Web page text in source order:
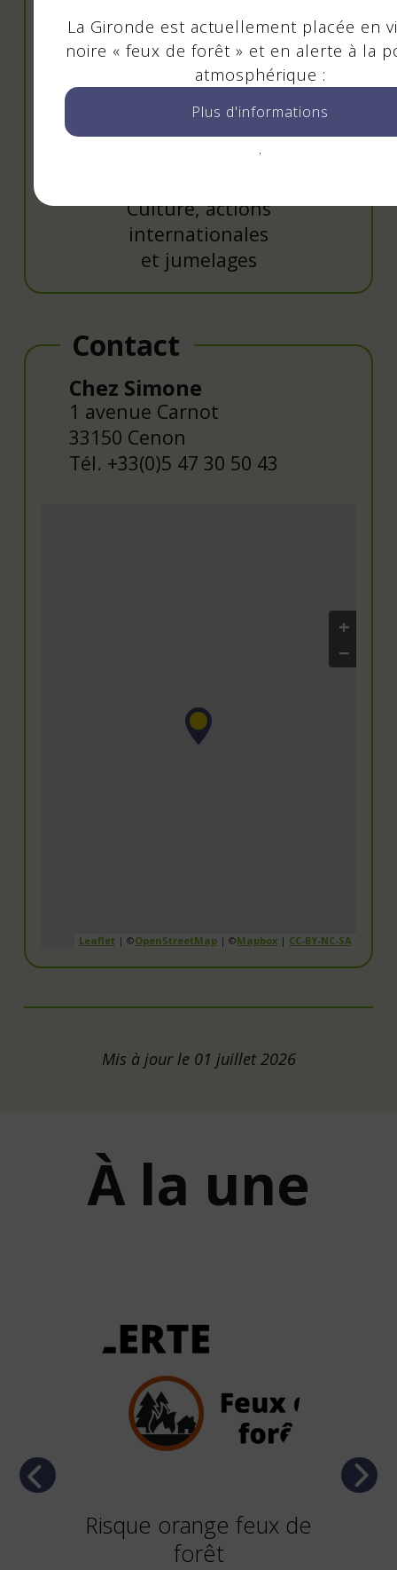
Christine GLÉMAIN
Culture, actions
internationales
et jumelages
Contact
Chez Simone
1 avenue Carnot
33150 Cenon
Tél. +33(0)5 47 30 50 43
+
−
Leaflet | ©OpenStreetMap | ©Mapbox | CC-BY-NC-SA
Mis à jour le 01 juillet 2026
À la une
Previous
Risque orange feux de
forêt
Next
La Gironde est actuellement placée en
noire « feux de forêt » et en alerte à la
atmosphérique :
Plus d'informations
.